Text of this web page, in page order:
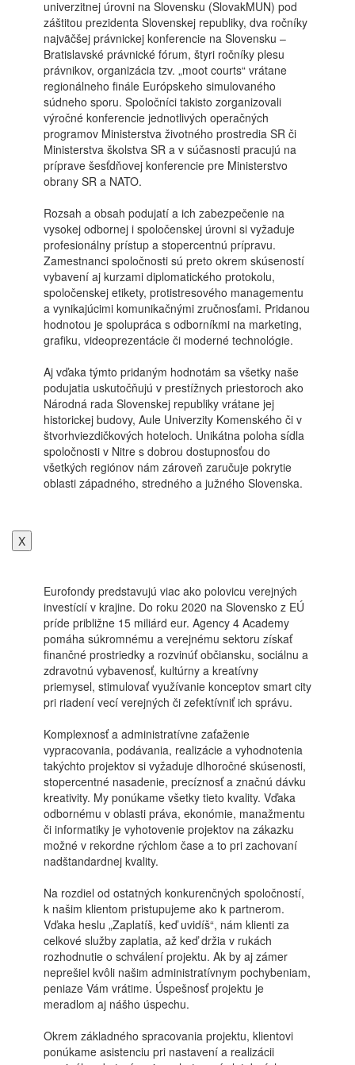
univerzitnej úrovni na Slovensku (SlovakMUN) pod
záštitou prezidenta Slovenskej republiky, dva ročníky
najväčšej právnickej konferencie na Slovensku –
Bratislavské právnické fórum, štyri ročníky plesu
právnikov, organizácia tzv. „moot courts“ vrátane
regionálneho finále Európskeho simulovaného
súdneho sporu. Spoločníci takisto zorganizovali
výročné konferencie jednotlivých operačných
programov Ministerstva životného prostredia SR či
Ministerstva školstva SR a v súčasnosti pracujú na
príprave šesťdňovej konferencie pre Ministerstvo
obrany SR a NATO.
Rozsah a obsah podujatí a ich zabezpečenie na
vysokej odbornej i spoločenskej úrovni si vyžaduje
profesionálny prístup a stopercentnú prípravu.
Zamestnanci spoločnosti sú preto okrem skúseností
vybavení aj kurzami diplomatického protokolu,
spoločenskej etikety, protistresového managementu
a vynikajúcimi komunikačnými zručnosťami. Pridanou
hodnotou je spolupráca s odborníkmi na marketing,
grafiku, videoprezentácie či moderné technológie.
Aj vďaka týmto pridaným hodnotám sa všetky naše
podujatia uskutočňujú v prestížnych priestoroch ako
Národná rada Slovenskej republiky vrátane jej
historickej budovy, Aule Univerzity Komenského či v
štvorhviezdičkových hoteloch. Unikátna poloha sídla
spoločnosti v Nitre s dobrou dostupnosťou do
všetkých regiónov nám zároveň zaručuje pokrytie
oblasti západného, stredného a južného Slovenska.
X
Eurofondy predstavujú viac ako polovicu verejných
investícií v krajine. Do roku 2020 na Slovensko z EÚ
príde približne 15 miliárd eur. Agency 4 Academy
pomáha súkromnému a verejnému sektoru získať
finančné prostriedky a rozvinúť občiansku, sociálnu a
zdravotnú vybavenosť, kultúrny a kreatívny
priemysel, stimulovať využívanie konceptov smart city
pri riadení vecí verejných či zefektívniť ich správu.
Komplexnosť a administratívne zaťaženie
vypracovania, podávania, realizácie a vyhodnotenia
takýchto projektov si vyžaduje dlhoročné skúsenosti,
stopercentné nasadenie, precíznosť a značnú dávku
kreativity. My ponúkame všetky tieto kvality. Vďaka
odbornému v oblasti práva, ekonómie, manažmentu
či informatiky je vyhotovenie projektov na zákazku
možné v rekordne rýchlom čase a to pri zachovaní
nadštandardnej kvality.
Na rozdiel od ostatných konkurenčných spoločností,
k našim klientom pristupujeme ako k partnerom.
Vďaka heslu „Zaplatíš, keď uvidíš“, nám klienti za
celkové služby zaplatia, až keď držia v rukách
rozhodnutie o schválení projektu. Ak by aj zámer
neprešiel kvôli našim administratívnym pochybeniam,
peniaze Vám vrátime. Úspešnosť projektu je
meradlom aj nášho úspechu.
Okrem základného spracovania projektu, klientovi
ponúkame asistenciu pri nastavení a realizácii